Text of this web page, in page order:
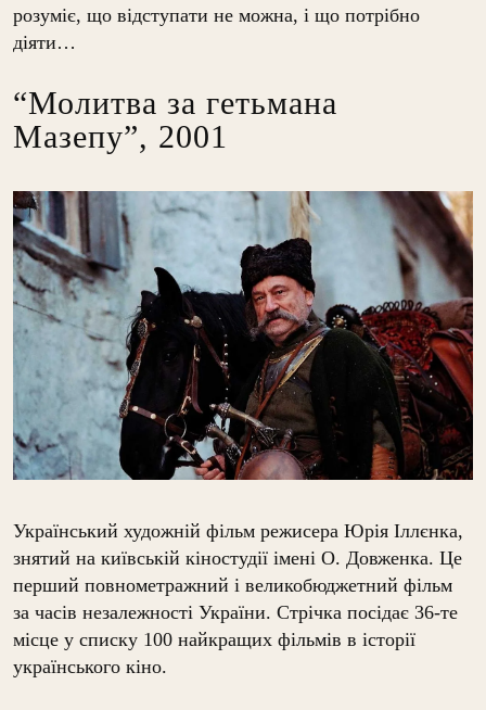
розуміє, що відступати не можна, і що потрібно
діяти…
“Молитва за гетьмана
Мазепу”, 2001
Український художній фільм режисера Юрія Іллєнка,
знятий на київській кіностудії імені О. Довженка. Це
перший повнометражний і великобюджетний фільм
за часів незалежності України. Стрічка посідає 36-те
місце у списку 100 найкращих фільмів в історії
українського кіно.